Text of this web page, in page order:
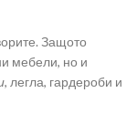
Защото
мебели, но и
, легла, гардероби и